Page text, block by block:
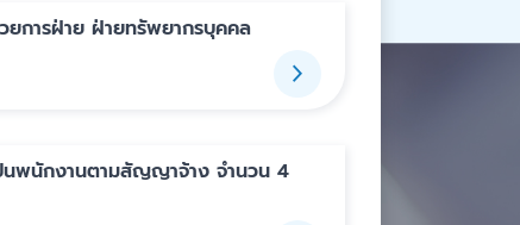
ยการฝ่าย ฝ่ายทรัพยากรบุคคล
นพนักงานตามสัญญาจ้าง จำนวน 4